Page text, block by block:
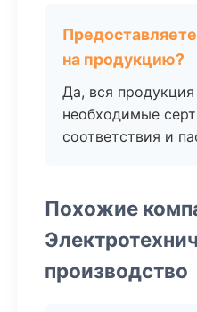
на продукцию?
Да, вся
необходимые
соответствия и
Похожие
производство